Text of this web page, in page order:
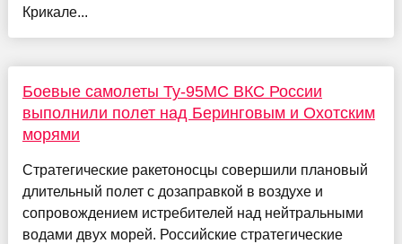
Крикале...
Боевые самолеты Ту-95МС ВКС России
выполнили полет над Беринговым и Охотским
морями
Стратегические ракетоносцы совершили плановый
длительный полет с дозаправкой в воздухе и
сопровождением истребителей над нейтральными
водами двух морей. Российские стратегические